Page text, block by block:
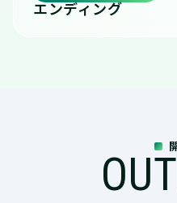
エンディング